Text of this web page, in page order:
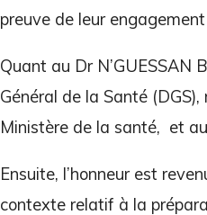
preuve de leur
Quant au Dr N’GUESSAN
Général de la Santé
Ministère de la santé, et
Ensuite, l’honneur est
contexte relatif à la